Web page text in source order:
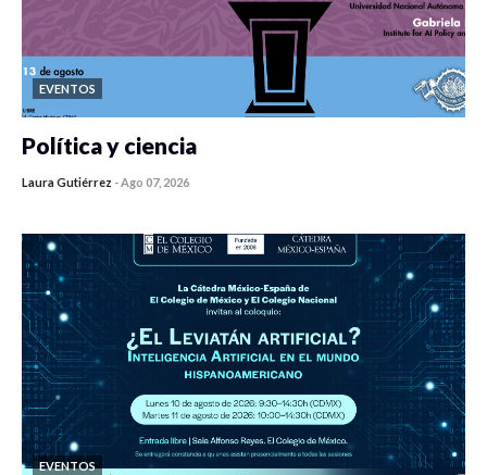
EVENTOS
Política y ciencia
Laura Gutiérrez -Ago 07, 2026
EVENTOS